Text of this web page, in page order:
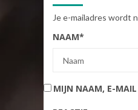
Je e-mailadres wordt
NAAM*
MIJN NAAM, E-MAIL